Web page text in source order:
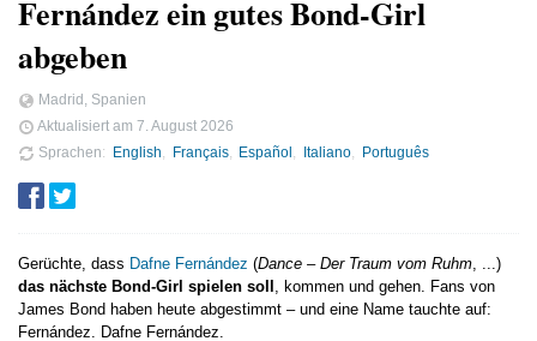
Fernández ein gutes Bond-Girl
abgeben
Madrid, Spanien
Aktualisiert am 7. August 2026
Sprachen
English Français Español Italiano Português
Gerüchte, dass Dafne Fernández (Dance – Der Traum vom Ruhm, ...)
das nächste Bond-Girl spielen soll , kommen und gehen. Fans von
James Bond haben heute abgestimmt – und eine Name tauchte auf:
Fernández. Dafne Fernández.